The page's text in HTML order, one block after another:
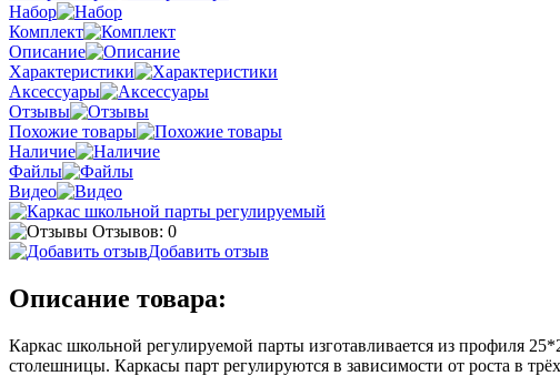
Набор
Комплект
Описание
Характеристики
Аксессуары
Отзывы
Похожие товары
Наличие
Файлы
Видео
Отзывов: 0
Добавить отзыв
Описание товара:
Каркас школьной регулируемой парты изготавливается из профиля
столешницы. Каркасы парт регулируются в зависимости от роста в